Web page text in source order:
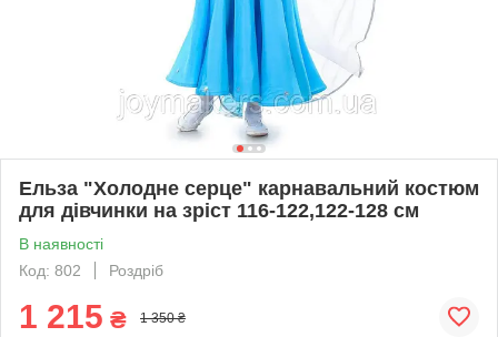
Ельза "Холодне серце" карнавальний костюм
для дівчинки на зріст 116-122,122-128 см
В наявності
Код: 802
Роздріб
1 215 ₴ 1 350 ₴